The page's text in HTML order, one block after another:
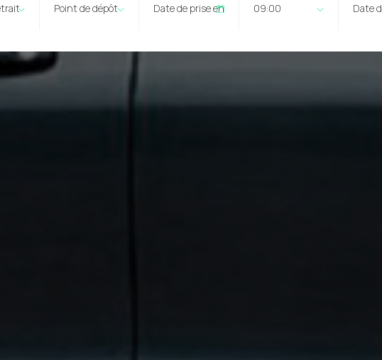
Point de dépôt 09:00